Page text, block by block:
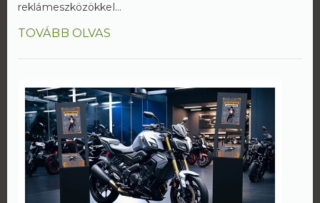
reklámeszközökkel...
TOVÁBB OLVAS